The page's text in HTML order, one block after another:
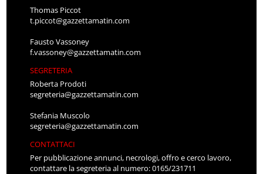
Thomas Piccot
t.piccot@gazzettamatin.com
Fausto Vassoney
f.vassoney@gazzettamatin.com
SEGRETERIA
Roberta Prodoti
segreteria@gazzettamatin.com
Stefania Muscolo
segreteria@gazzettamatin.com
CONTATTACI
Per pubblicazione annunci, necrologi, offro e cerco lavoro,
contattare la segreteria al numero: 0165/231711